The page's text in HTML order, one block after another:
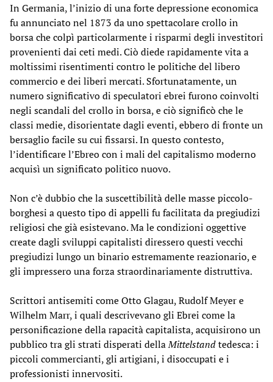
In Germania, l’inizio di una forte depressione economica
fu annunciato nel 1873 da uno spettacolare crollo in
borsa che colpì particolarmente i risparmi degli investitori
provenienti dai ceti medi. Ciò diede rapidamente vita a
moltissimi risentimenti contro le politiche del libero
commercio e dei liberi mercati. Sfortunatamente, un
numero significativo di speculatori ebrei furono coinvolti
negli scandali del crollo in borsa, e ciò significò che le
classi medie, disorientate dagli eventi, ebbero di fronte un
bersaglio facile su cui fissarsi. In questo contesto,
l’identificare l’Ebreo con i mali del capitalismo moderno
acquisì un significato politico nuovo.
Non c’è dubbio che la suscettibilità delle masse piccolo-
borghesi a questo tipo di appelli fu facilitata da pregiudizi
religiosi che già esistevano. Ma le condizioni oggettive
create dagli sviluppi capitalisti diressero questi vecchi
pregiudizi lungo un binario estremamente reazionario, e
gli impressero una forza straordinariamente distruttiva.
Scrittori antisemiti come Otto Glagau, Rudolf Meyer e
Wilhelm Marr, i quali descrivevano gli Ebrei come la
personificazione della rapacità capitalista, acquisirono un
pubblico tra gli strati disperati dellaMittelstandtedesca: i
piccoli commercianti, gli artigiani, i disoccupati e i
professionisti innervositi.